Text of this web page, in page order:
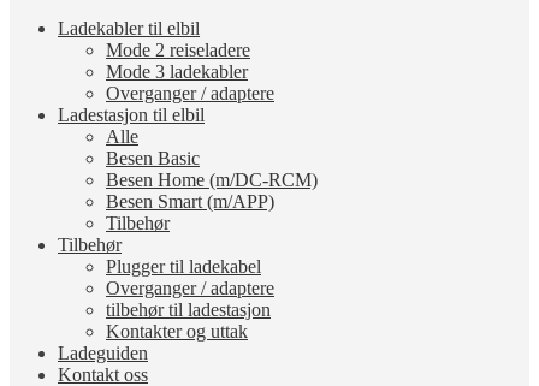
Ladekabler til elbil
Mode 2 reiseladere
Mode 3 ladekabler
Overganger / adaptere
Ladestasjon til elbil
Alle
Besen Basic
Besen Home (m/DC-RCM)
Besen Smart (m/APP)
Tilbehør
Tilbehør
Plugger til ladekabel
Overganger / adaptere
tilbehør til ladestasjon
Kontakter og uttak
Ladeguiden
Kontakt oss